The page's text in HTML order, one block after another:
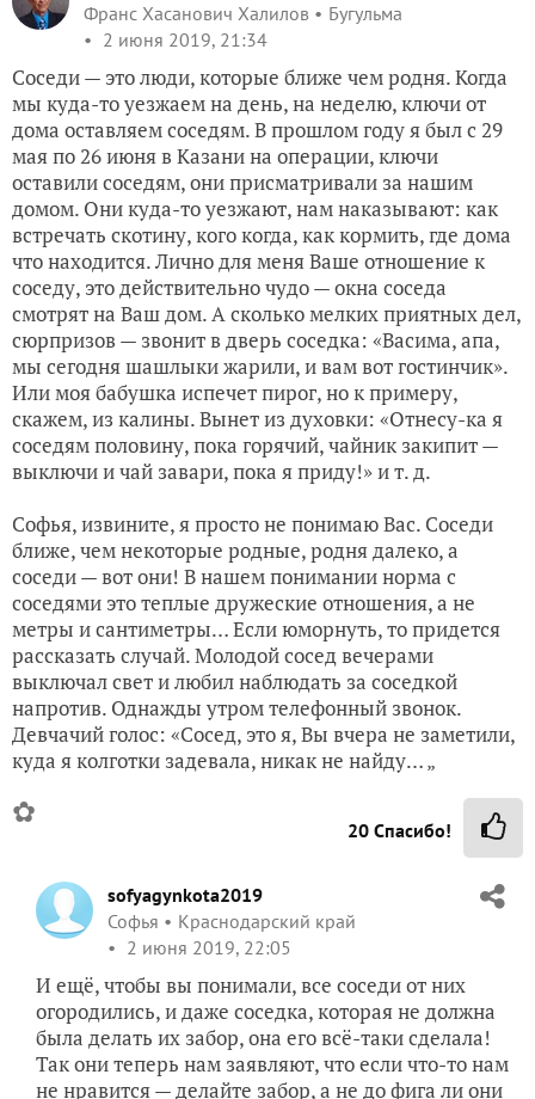
Франс Хасанович Халилов
Бугульма
2 июня 2019, 21:34
Соседи — это люди, которые ближе чем родня. Когда
мы куда-то уезжаем на день, на неделю, ключи от
дома оставляем соседям. В прошлом году я был с 29
мая по 26 июня в Казани на операции, ключи
оставили соседям, они присматривали за нашим
домом. Они куда-то уезжают, нам наказывают: как
встречать скотину, кого когда, как кормить, где дома
что находится. Лично для меня Ваше отношение к
соседу, это действительно чудо — окна соседа
смотрят на Ваш дом. А сколько мелких приятных дел,
сюрпризов — звонит в дверь соседка: «Васима, апа,
мы сегодня шашлыки жарили, и вам вот гостинчик».
Или моя бабушка испечет пирог, но к примеру,
скажем, из калины. Вынет из духовки: «Отнесу-ка я
соседям половину, пока горячий, чайник закипит —
выключи и чай завари, пока я приду!» и т. д.
Софья, извините, я просто не понимаю Вас. Соседи
ближе, чем некоторые родные, родня далеко, а
соседи — вот они! В нашем понимании норма с
соседями это теплые дружеские отношения, а не
метры и сантиметры… Если юморнуть, то придется
рассказать случай. Молодой сосед вечерами
выключал свет и любил наблюдать за соседкой
напротив. Однажды утром телефонный звонок.
Девчачий голос: «Сосед, это я, Вы вчера не заметили,
куда я колготки задевала, никак не найду… „
✿ 20 Спасибо!
sofyagynkota2019
Софья
Краснодарский край
2 июня 2019, 22:05
И ещё, чтобы вы понимали, все соседи от них
огородились, и даже соседка, которая не должна
была делать их забор, она его всё-таки сделала!
Так они теперь нам заявляют, что если что-то нам
не нравится — делайте забор, а не до фига ли они